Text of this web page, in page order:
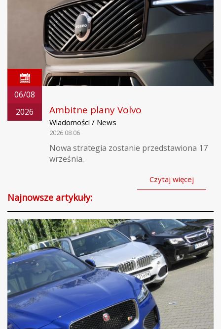
06/08
2026
Ambitne plany Volvo
Wiadomości / News
2026.08.06
Nowa strategia zostanie przedstawiona 17
września.
Czytaj więcej
Najnowsze artykuły: